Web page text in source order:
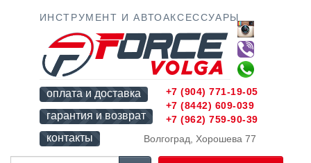
ИНСТРУМЕНТ И АВТОАКСЕССУАРЫ
оплата и доставка
гарантия и возврат
контакты
Волгоград, Хорошева 77
+7 (904) 771-19-05
+7 (8442) 609-039
+7 (962) 759-90-39